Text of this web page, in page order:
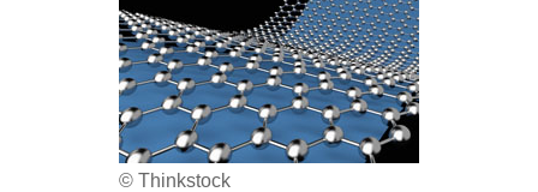
© Thinkstock